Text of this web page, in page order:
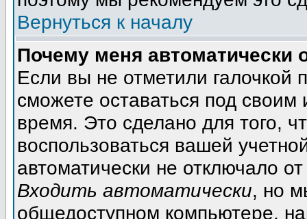
Вернуться к началу
Почему меня автоматически
Если вы не отметили галочкой
сможете оставаться под
время. Это сделано для того,
воспользоваться вашей
автоматически не отключало
Входить автоматически, но
общедоступном компьютере,